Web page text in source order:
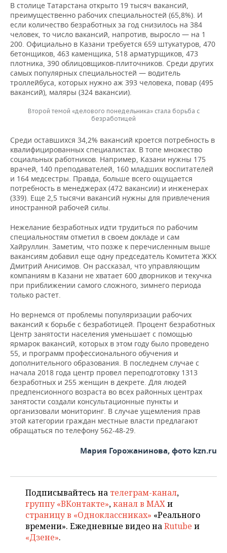
В столице Татарстана открыто 19 тысяч вакансий,
преимущественно рабочих специальностей (65,8%). И
если количество безработных за год снизилось на 384
человек, то число вакансий, напротив, выросло — на 1
200. Официально в Казани требуется 659 штукатуров, 470
бетонщиков, 463 каменщика, 518 арматурщиков, 473
плотника, 390 облицовщиков-плиточников. Среди других
самых популярных специальностей — водитель
троллейбуса, которых нужно аж 393 человека, повар (495
вакансий), маляры (324 вакансии).
Второй темой «делового понедельника» стала борьба с
безработицей
Среди оставшихся 34,2% вакансий кроется потребность в
квалифицированных специалистах. В топе множество
социальных работников. Например, Казани нужны 175
врачей, 140 преподавателей, 160 младших воспитателей
и 164 медсестры. Правда, больше всего ощущается
потребность в менеджерах (472 вакансии) и инженерах
(339). Еще 2,5 тысячи вакансий нужны для привлечения
иностранной рабочей силы.
Нежелание безработных идти трудиться по рабочим
специальностям отметил в своем докладе и сам
Хайруллин. Заметим, что позже к перечисленным выше
вакансиям добавил еще одну председатель Комитета ЖКХ
Дмитрий Анисимов. Он рассказал, что управляющим
компаниям в Казани не хватает 600 дворников и текучка
при приближении самого сложного, зимнего периода
только растет.
Но вернемся от проблемы популяризации рабочих
вакансий к борьбе с безработицей. Процент безработных
Центр занятости населения уменьшает с помощью
ярмарок вакансий, которых в этом году было проведено
55, и программ профессионального обучения и
дополнительного образования. В последнем случае с
начала 2018 года центр провел переподготовку 1313
безработных и 255 женщин в декрете. Для людей
предпенсионного возраста во всех районных центрах
занятости создали консультационные пункты и
организовали мониторинг. В случае ущемления прав
этой категории граждан местные власти предлагают
обращаться по телефону 562-48-29.
Мария Горожанинова, фото kzn.ru
Подписывайтесь на телеграм-канал,
группу «ВКонтакте»,канал в MAXи
страницу в «Одноклассниках» «Реального
времени». Ежедневные видео наRutube и
«Дзене».